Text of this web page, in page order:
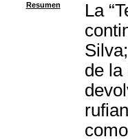
Resumen
La
de la